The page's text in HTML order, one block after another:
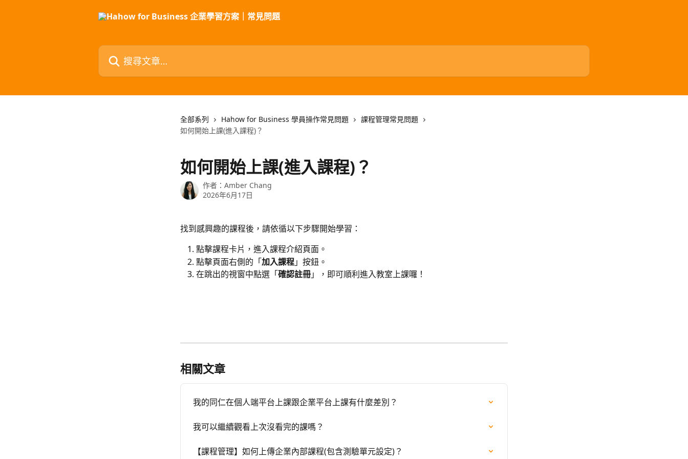
搜尋文章…
全部系列 Hahow for Business 學員操作常見問題
課程管理常見問題
如何開始上課(進入課程)？
如何開始上課(進入課程)？
作者： Amber Chang
2026年6月17日
找到感興趣的課程後，請依循以下步驟開始學習：
點擊課程卡片，進入課程介紹頁面。
點擊頁面右側的「加入課程」按鈕。
在跳出的視窗中點選「確認註冊」，即可順利進入教室上課囉！
相關文章
我的同仁在個人端平台上課跟企業平台上課有什麼差別？
我可以繼續觀看上次沒看完的課嗎？
【課程管理】如何上傳企業內部課程(包含測驗單元設定)？